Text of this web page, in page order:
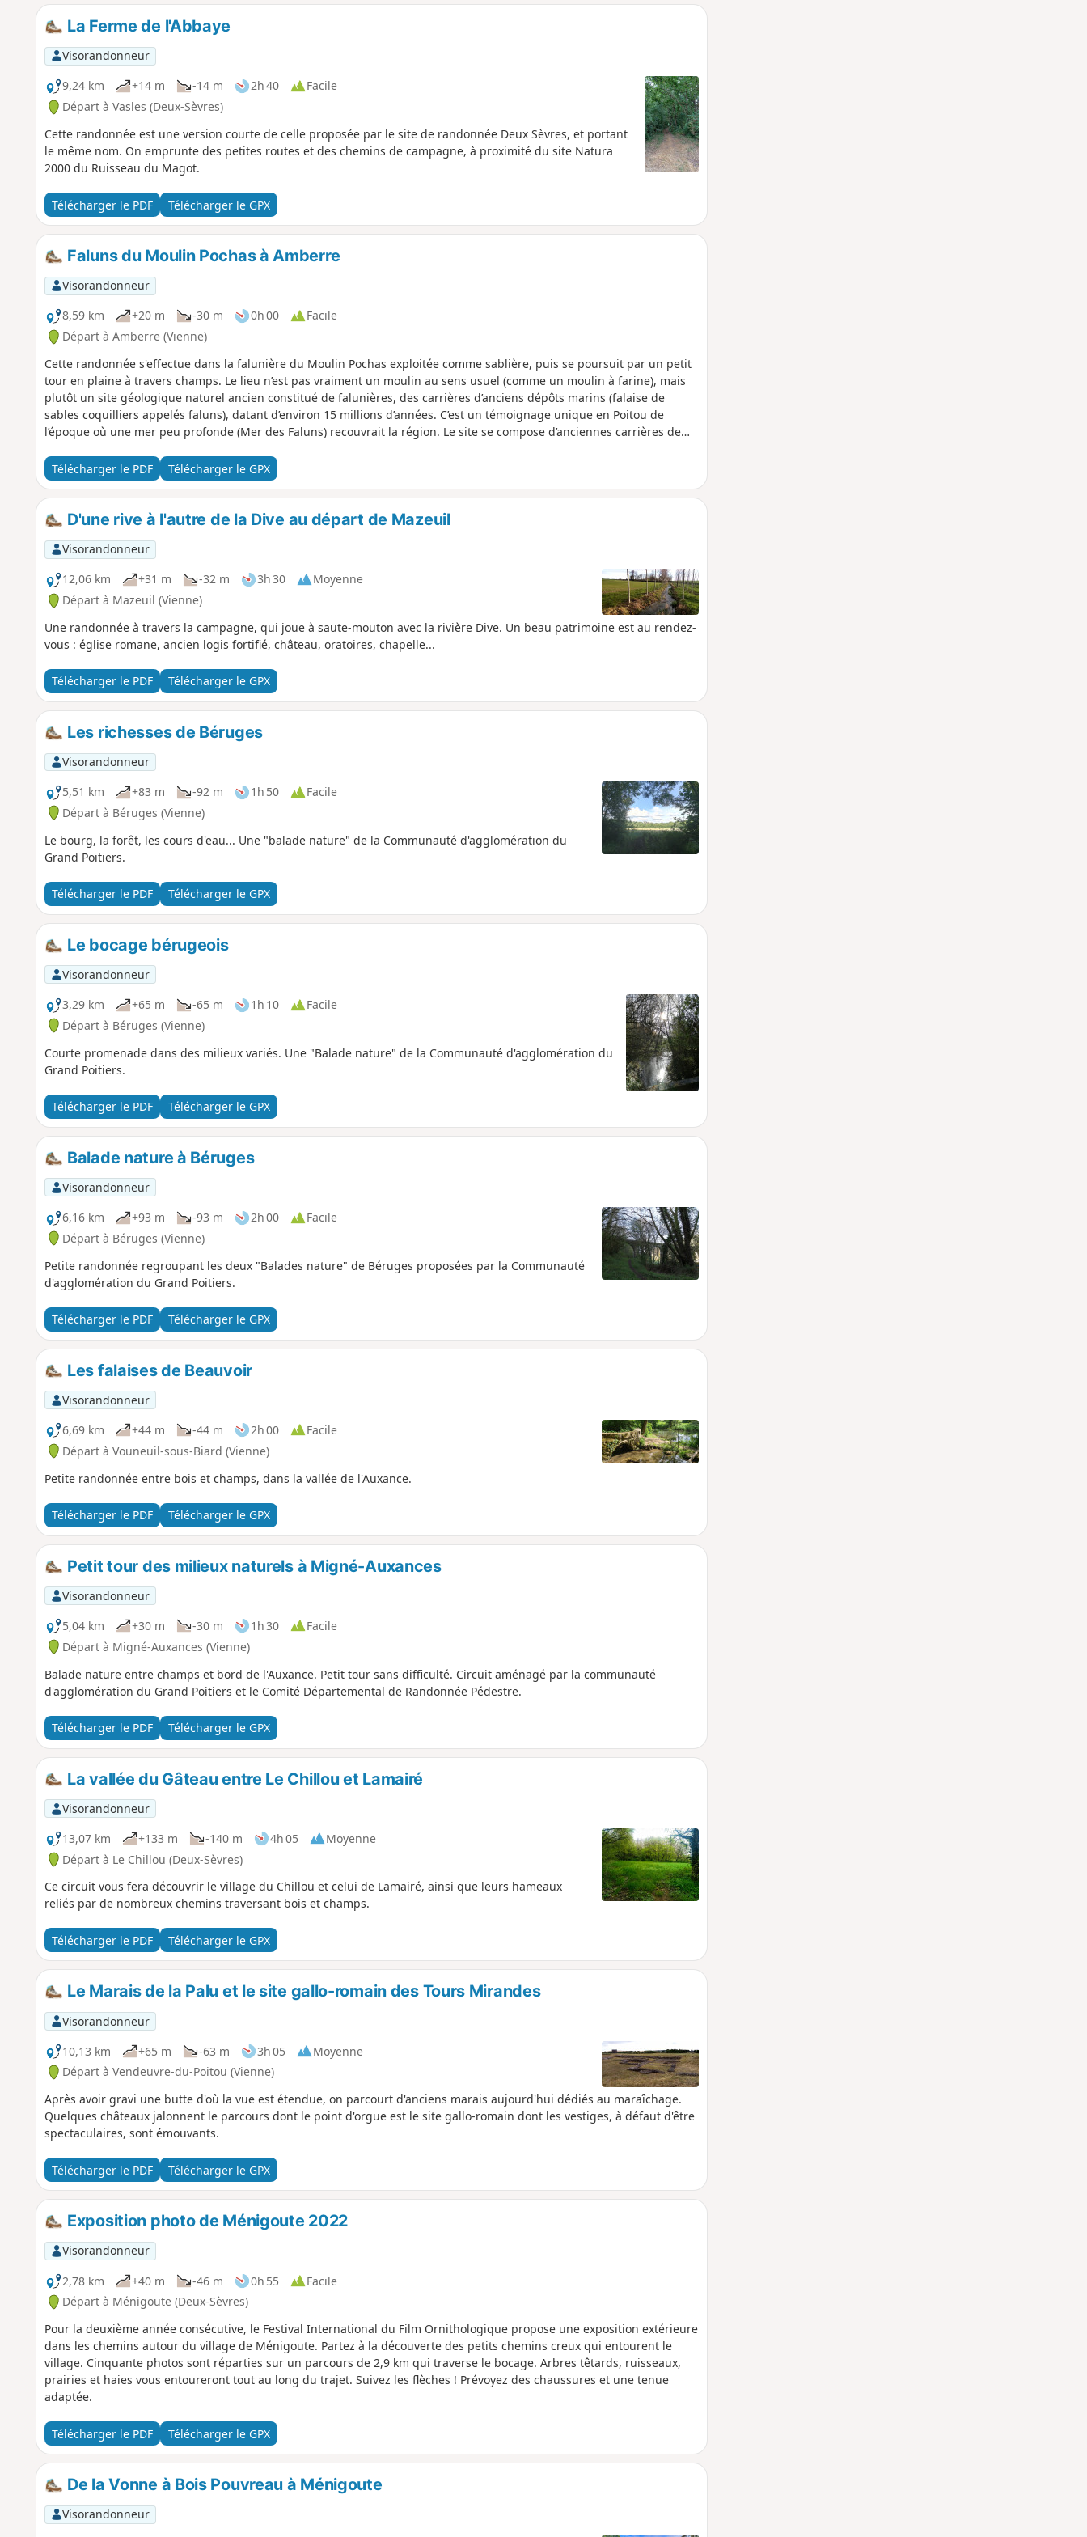
La Ferme de l'Abbaye
Visorandonneur
9,24 km
+14 m -14 m 2h 40
Facile
Départ à Vasles (Deux-Sèvres)
Cette randonnée est une version courte de celle proposée par le site de randonnée Deux Sèvres, et portant
le même nom. On emprunte des petites routes et des chemins de campagne, à proximité du site Natura
2000 du Ruisseau du Magot.
Télécharger le PDF Télécharger le GPX
Faluns du Moulin Pochas à Amberre
Visorandonneur
8,59 km
+20 m -30 m 0h 00
Facile
Départ à Amberre (Vienne)
Cette randonnée s'effectue dans la falunière du Moulin Pochas exploitée comme sablière, puis se poursuit par un petit
tour en plaine à travers champs. Le lieu n’est pas vraiment un moulin au sens usuel (comme un moulin à farine), mais
plutôt un site géologique naturel ancien constitué de falunières, des carrières d’anciens dépôts marins (falaise de
sables coquilliers appelés faluns), datant d’environ 15 millions d’années. C’est un témoignage unique en Poitou de
l’époque où une mer peu profonde (Mer des Faluns) recouvrait la région. Le site se compose d’anciennes carrières de
Télécharger le PDF
Télécharger le GPX
D'une rive à l'autre de la Dive au départ de Mazeuil
Visorandonneur
12,06 km
+31 m -32 m 3h 30
Moyenne
Départ à Mazeuil (Vienne)
Une randonnée à travers la campagne, qui joue à saute-mouton avec la rivière Dive. Un beau patrimoine est au rendez-
vous : église romane, ancien logis fortifié, château, oratoires, chapelle...
Télécharger le PDF Télécharger le GPX
Les richesses de Béruges
Visorandonneur
5,51 km
+83 m -92 m 1h 50
Facile
Départ à Béruges (Vienne)
Le bourg, la forêt, les cours d'eau... Une "balade nature" de la Communauté d'agglomération du
Grand Poitiers.
Télécharger le PDF Télécharger le GPX
Le bocage bérugeois
Visorandonneur
3,29 km
+65 m -65 m 1h 10
Facile
Départ à Béruges (Vienne)
Courte promenade dans des milieux variés. Une "Balade nature" de la Communauté d'agglomération du
Grand Poitiers.
Télécharger le PDF Télécharger le GPX
Balade nature à Béruges
Visorandonneur
6,16 km
+93 m -93 m 2h 00
Facile
Départ à Béruges (Vienne)
Petite randonnée regroupant les deux "Balades nature" de Béruges proposées par la Communauté
d'agglomération du Grand Poitiers.
Télécharger le PDF Télécharger le GPX
Les falaises de Beauvoir
Visorandonneur
6,69 km
+44 m -44 m 2h 00
Facile
Départ à Vouneuil-sous-Biard (Vienne)
Petite randonnée entre bois et champs, dans la vallée de l'Auxance.
Télécharger le PDF Télécharger le GPX
Petit tour des milieux naturels à Migné-Auxances
Visorandonneur
5,04 km
+30 m -30 m 1h 30
Facile
Départ à Migné-Auxances (Vienne)
Balade nature entre champs et bord de l'Auxance. Petit tour sans difficulté. Circuit aménagé par la communauté
d'agglomération du Grand Poitiers et le Comité Départemental de Randonnée Pédestre.
Télécharger le PDF Télécharger le GPX
La vallée du Gâteau entre Le Chillou et Lamairé
Visorandonneur
13,07 km
+133 m -140 m 4h 05
Moyenne
Départ à Le Chillou (Deux-Sèvres)
Ce circuit vous fera découvrir le village du Chillou et celui de Lamairé, ainsi que leurs hameaux
reliés par de nombreux chemins traversant bois et champs.
Télécharger le PDF Télécharger le GPX
Le Marais de la Palu et le site gallo-romain des Tours Mirandes
Visorandonneur
10,13 km
+65 m -63 m 3h 05
Moyenne
Départ à Vendeuvre-du-Poitou (Vienne)
Après avoir gravi une butte d'où la vue est étendue, on parcourt d'anciens marais aujourd'hui dédiés au maraîchage.
Quelques châteaux jalonnent le parcours dont le point d'orgue est le site gallo-romain dont les vestiges, à défaut d'être
spectaculaires, sont émouvants.
Télécharger le PDF Télécharger le GPX
Exposition photo de Ménigoute 2022
Visorandonneur
2,78 km
+40 m -46 m 0h 55
Facile
Départ à Ménigoute (Deux-Sèvres)
Pour la deuxième année consécutive, le Festival International du Film Ornithologique propose une exposition extérieure
dans les chemins autour du village de Ménigoute. Partez à la découverte des petits chemins creux qui entourent le
village. Cinquante photos sont réparties sur un parcours de 2,9 km qui traverse le bocage. Arbres têtards, ruisseaux,
prairies et haies vous entoureront tout au long du trajet. Suivez les flèches ! Prévoyez des chaussures et une tenue
adaptée.
Télécharger le PDF Télécharger le GPX
De la Vonne à Bois Pouvreau à Ménigoute
Visorandonneur